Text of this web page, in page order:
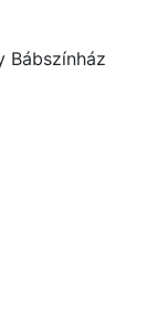
Bábszínház